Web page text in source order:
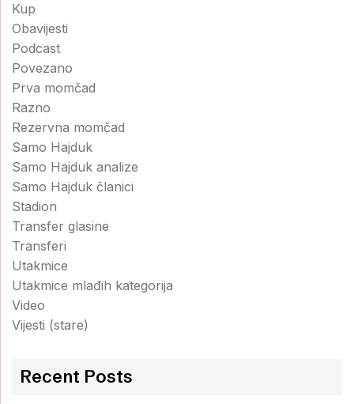
Kup
Obavijesti
Podcast
Povezano
Prva momčad
Razno
Rezervna momčad
Samo Hajduk
Samo Hajduk analize
Samo Hajduk članici
Stadion
Transfer glasine
Transferi
Utakmice
Utakmice mlađih kategorija
Video
Vijesti (stare)
Recent Posts